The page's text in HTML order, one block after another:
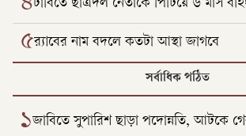
ঢাবিতে ছাত্রদল নেতাকে পিটিয়ে ৬ মাস
৫র‌্যাবের নাম বদলে কতটা আস্থা জাগবে
সর্বাধিক পঠিত
১জাবিতে সুপারিশ ছাড়া পদোন্নতি, আটকে